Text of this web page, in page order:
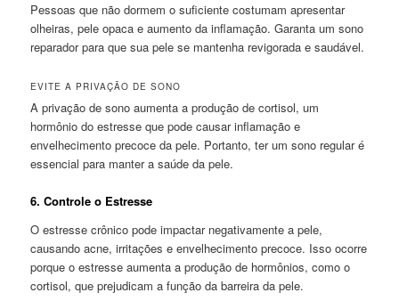
Pessoas que não dormem o suficiente costumam apresentar
olheiras, pele opaca e aumento da inflamação. Garanta um sono
reparador para que sua pele se mantenha revigorada e saudável.
EVITE A PRIVAÇÃO DE SONO
A privação de sono aumenta a produção de cortisol, um
hormônio do estresse que pode causar inflamação e
envelhecimento precoce da pele. Portanto, ter um sono regular é
essencial para manter a saúde da pele.
6.Controle o Estresse
O estresse crônico pode impactar negativamente a pele,
causando acne, irritações e envelhecimento precoce. Isso ocorre
porque o estresse aumenta a produção de hormônios, como o
cortisol, que prejudicam a função da barreira da pele.